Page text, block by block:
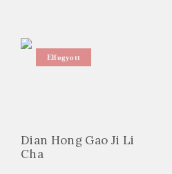
Elfogyott
Dian Hong Gao Ji Li
Cha